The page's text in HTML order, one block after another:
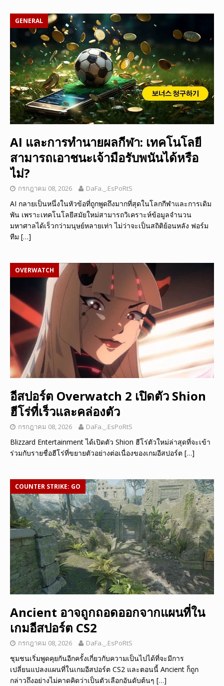
GENERAL
AI และการทำนายผลกีฬา: เทคโนโลยี
สามารถเอาชนะเจ้ามือรับพนันได้หรือ
ไม่?
กรกฎาคม 08, 2026 DaFa._.EsPoRtS
AI กลายเป็นหนึ่งในหัวข้อที่ถูกพูดถึงมากที่สุดในโลกกีฬาและการเดิม
พัน เพราะเทคโนโลยีสมัยใหม่สามารถวิเคราะห์ข้อมูลจำนวน
มหาศาลได้เร็วกว่ามนุษย์หลายเท่า ไม่ว่าจะเป็นสถิติย้อนหลัง ฟอร์ม
ทีม […]
OVERWATCH
อีสปอร์ต Overwatch 2 เปิดตัว Shion
ฮีโร่ที่เร็วและคล่องตัว
กรกฎาคม 08, 2026 DaFa._.EsPoRtS
Blizzard Entertainment ได้เปิดตัว Shion ฮีโร่ตัวใหม่ล่าสุดที่จะเข้า
ร่วมกับรายชื่อฮีโร่ที่ขยายตัวอย่างต่อเนื่องของเกมอีสปอร์ต […]
COUNTER STRIKE: GO
Ancient อาจถูกถอดออกจากแผนที่ใน
เกมอีสปอร์ต CS2
กรกฎาคม 08, 2026 DaFa._.EsPoRtS
ชุมชนเริ่มพูดคุยกันอีกครั้งเกี่ยวกับความเป็นไปได้ที่จะมีการ
เปลี่ยนแปลงแผนที่ในเกมอีสปอร์ต CS2 และตอนนี้ Ancient ก็ถูก
กล่าวถึงอย่างไม่คาดคิดว่าเป็นตัวเลือกอันดับต้นๆ […]